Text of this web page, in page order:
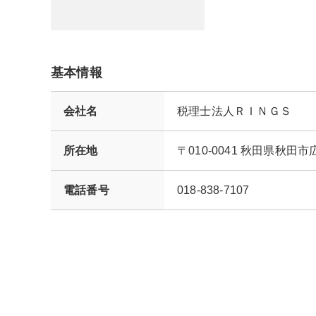
基本情報
会社名 税理士法人ＲＩＮＧＳ
所在地 〒010-0041 秋田県秋田市
電話番号 018-838-7107